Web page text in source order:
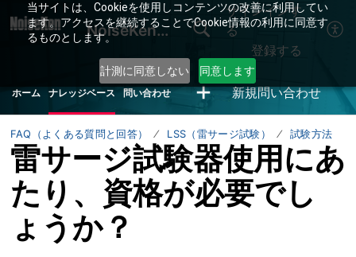
当サイトは、Cookieを使用しコンテンツの改善に利用してい
ます。アクセスを継続することでCookie情報の利用に同意す
るものとします。
計測に同意しない 同意します
NoiseKenサポートデスク
サインインす
る
登録する
ホーム ナレッジベース 問い合わせ 新規問い合わせ
FAQ（よくある質問と回答） LSS（雷サージ試験） 試験方法
雷サージ試験器使用にあ
たり、資格が必要でし
ょうか？